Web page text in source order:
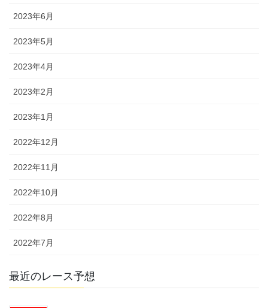
2023年6月
2023年5月
2023年4月
2023年2月
2023年1月
2022年12月
2022年11月
2022年10月
2022年8月
2022年7月
最近のレース予想